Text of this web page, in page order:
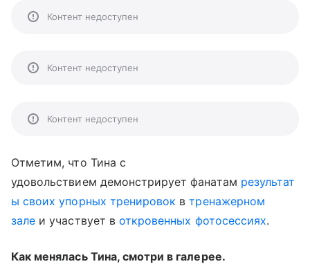
Контент недоступен
Контент недоступен
Контент недоступен
Отметим, что Тина с
удовольствием демонстрирует фанатам результат
ы своих упорных тренировок втренажерном
зале и участвует в откровенных фотосессиях.
Как менялась Тина, смотри в галерее.